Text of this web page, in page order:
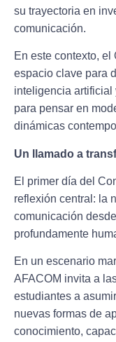
su trayectoria en
comunicación.
En este contexto, el
espacio clave para
inteligencia
para pensar en
dinámicas
Un llamado a
El primer día del
reflexión central: la
comunicación
profundamente
En un escenario
AFACOM invita a
estudiantes a
nuevas formas de
conocimiento,